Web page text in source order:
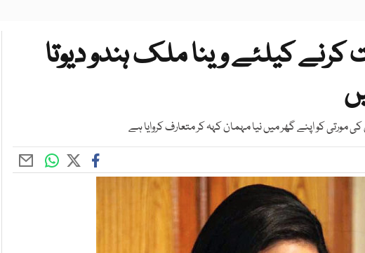
کرنے کیلئے وینا ملک ہندو دیوتا
مورتی کو اپنے گھر میں نیا مہمان کہہ کر متعارف کروایا ہے